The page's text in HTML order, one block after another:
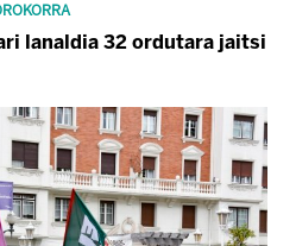
lanaldia 32 ordutara jaitsi